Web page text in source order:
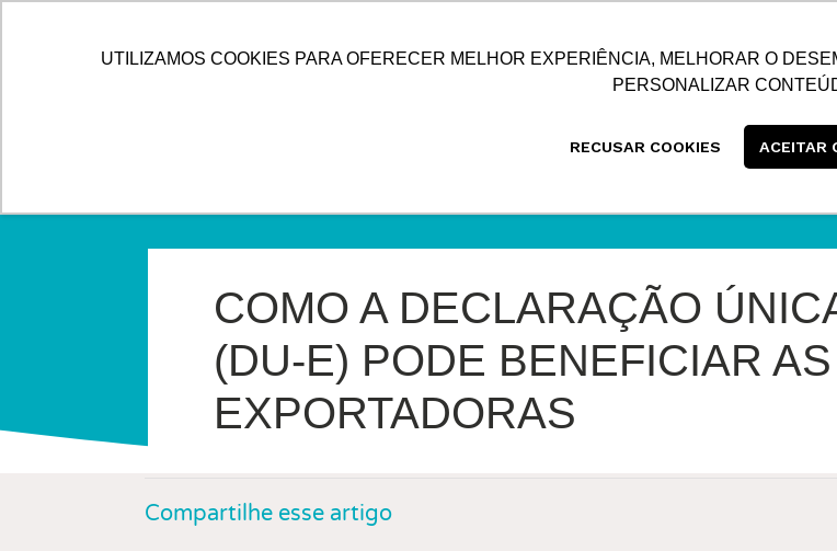
UTILIZAMOS COOKIES PARA OFERECER MELHOR EXPERIÊNCIA, MELHORAR O
PERSONALIZAR
RECUSAR COOKIES ACEITAR
HOME ALLOG SOLUÇÕES SUSTENTABILIDADE BLOG
COMO A DECLARAÇÃO
(DU-E) PODE BENEFICIAR
EXPORTADORAS
Compartilhe esse artigo